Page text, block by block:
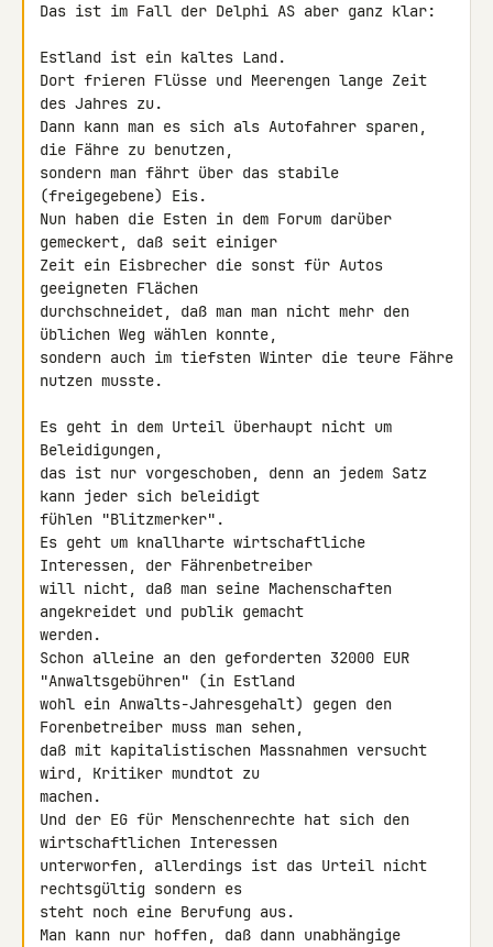
Das ist im Fall der Delphi AS aber ganz klar:
Estland ist ein kaltes Land.
Dort frieren Flüsse und Meerengen lange Zeit
des Jahres zu.
Dann kann man es sich als Autofahrer sparen,
die Fähre zu benutzen,
sondern man fährt über das stabile
(freigegebene) Eis.
Nun haben die Esten in dem Forum darüber
gemeckert, daß seit einiger
Zeit ein Eisbrecher die sonst für Autos
geeigneten Flächen
durchschneidet, daß man man nicht mehr den
üblichen Weg wählen konnte,
sondern auch im tiefsten Winter die teure Fähre
nutzen musste.
Es geht in dem Urteil überhaupt nicht um
Beleidigungen,
das ist nur vorgeschoben, denn an jedem Satz
kann jeder sich beleidigt
fühlen "Blitzmerker".
Es geht um knallharte wirtschaftliche
Interessen, der Fährenbetreiber
will nicht, daß man seine Machenschaften
angekreidet und publik gemacht
werden.
Schon alleine an den geforderten 32000 EUR
"Anwaltsgebühren" (in Estland
wohl ein Anwalts-Jahresgehalt) gegen den
Forenbetreiber muss man sehen,
daß mit kapitalistischen Massnahmen versucht
wird, Kritiker mundtot zu
machen.
Und der EG für Menschenrechte hat sich den
wirtschaftlichen Interessen
unterworfen, allerdings ist das Urteil nicht
rechtsgültig sondern es
steht noch eine Berufung aus.
Man kann nur hoffen, daß dann unabhängige